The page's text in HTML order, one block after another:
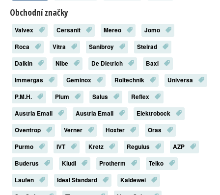
Obchodní značky
Valvex Cersanit Mereo
Jomo
Roca
Vitra Sanibroy
Stelrad
Daikin
Nibe De Dietrich
Baxi
Immergas
Geminox Roltechnik
Universa
P.M.H.
Plum Salus
Reflex
Austria Email
Austria Email
Elektrobock
Oventrop
Verner Hoxter
Oras
Purmo
IVT Kretz Regulus
AZP
Buderus
Kludi Protherm
Teiko
Laufen
Ideal Standard
Kaldewei